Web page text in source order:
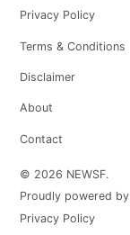
Privacy Policy
Terms & Conditions
Disclaimer
About
Contact
© 2026 NEWSF.
Proudly powered
Privacy Policy